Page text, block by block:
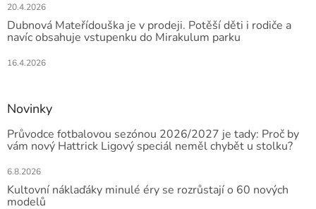
20.4.2026
Dubnová Mateřídouška je v prodeji. Potěší děti i rodiče a
navíc obsahuje vstupenku do Mirakulum parku
16.4.2026
Novinky
Průvodce fotbalovou sezónou 2026/2027 je tady: Proč by
vám nový Hattrick Ligový speciál neměl chybět u stolku?
6.8.2026
Kultovní náklaďáky minulé éry se rozrůstají o 60 nových
modelů